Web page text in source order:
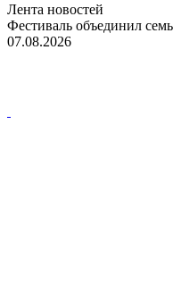
Лента новостей
Фестиваль объединил
07.08.2026